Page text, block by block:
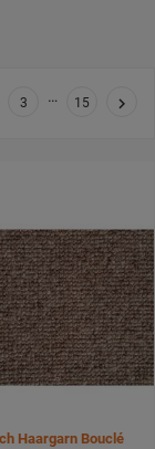
3 … 15 
Haargarn Bouclé